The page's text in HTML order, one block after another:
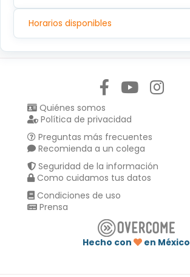
Horarios disponibles
Quiénes somos
Política de privacidad
Preguntas más frecuentes
Recomienda a un colega
Seguridad de la información
Como cuidamos tus datos
Condiciones de uso
Prensa
Hecho con
en México